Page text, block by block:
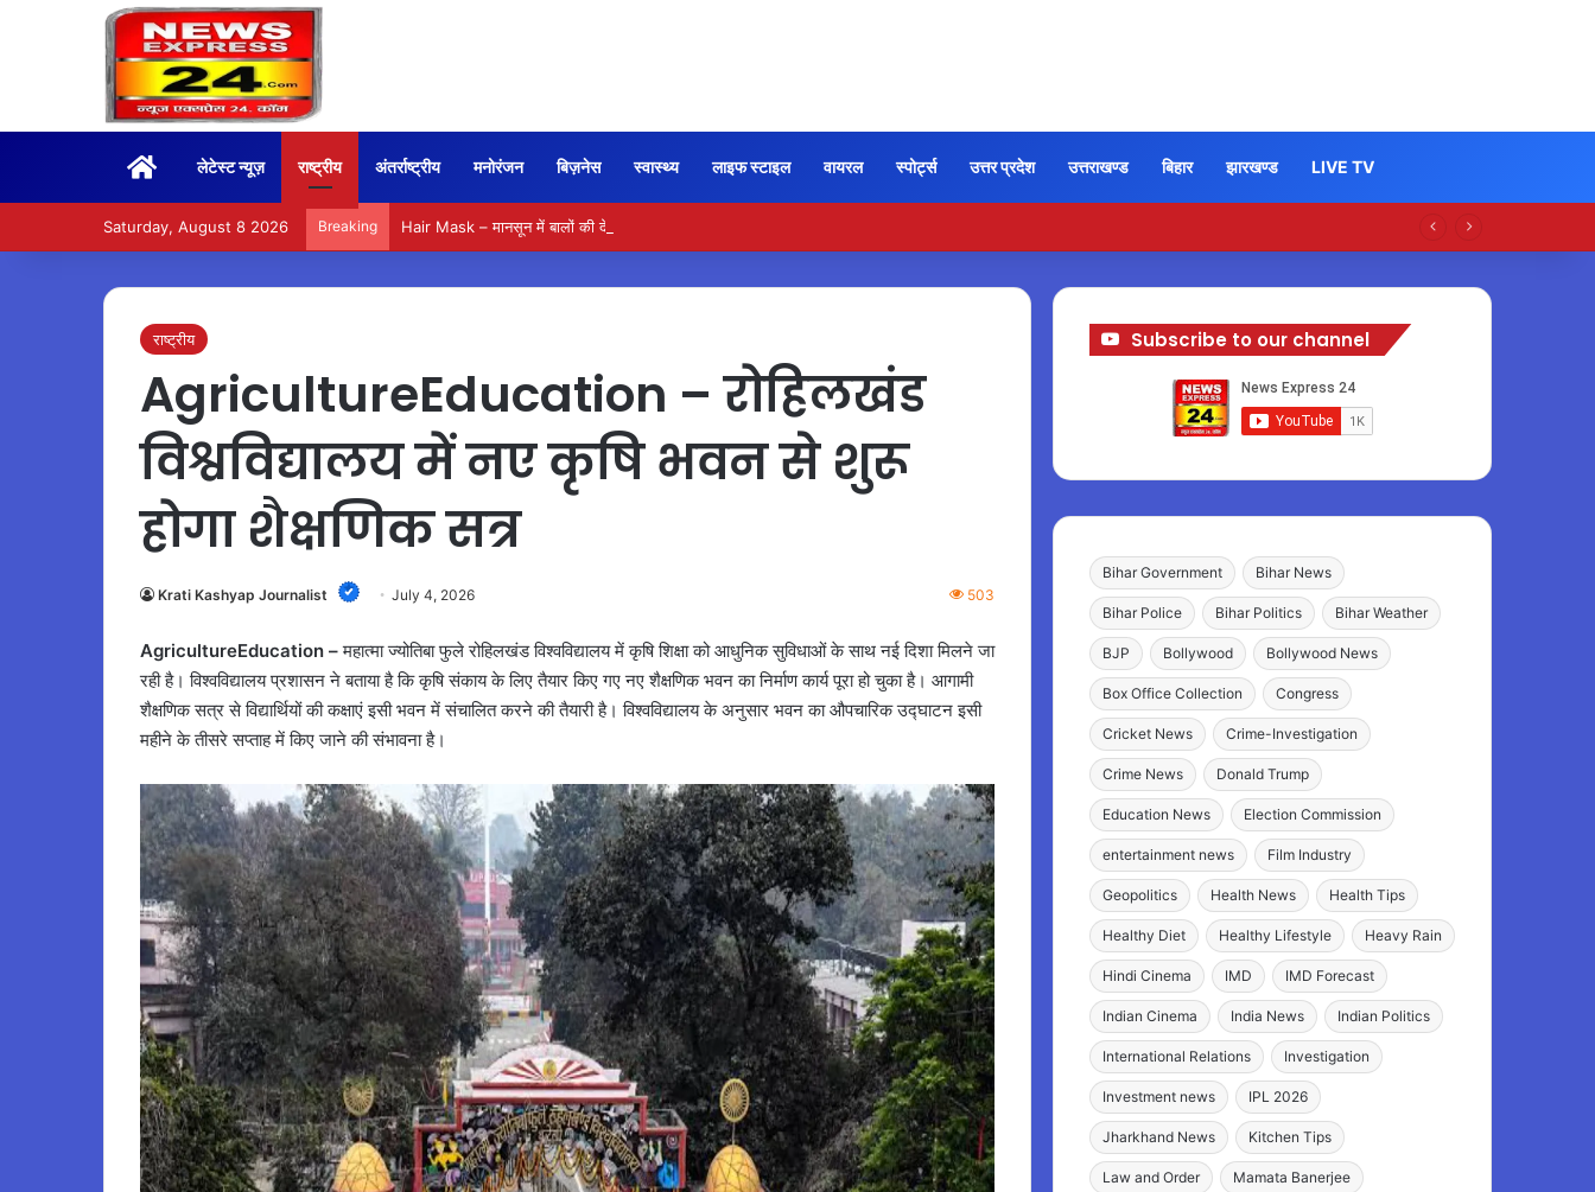
Homeलेटेस्ट न्यूज़ राष्ट्रीय अंतर्राष्ट्रीय मनोरंजन बिज़नेस स्वास्थ्य लाइफ स्टाइल वायरल स्पोर्ट्स उत्तर प्रदेश उत्तराखण्ड बिहार झारखण्ड LIVE TV
Saturday, August 8 2026 Breaking Hair Mask – मानसून में बालों की देखभाल के लिए आजमाएं अंडे का मास्क
राष्ट्रीय
AgricultureEducation – रोहिलखंड
विश्वविद्यालय में नए कृषि भवन से शुरू
होगा शैक्षणिक सत्र
Krati Kashyap Journalist July 4, 2026 503
AgricultureEducation –महात्मा ज्योतिबा फुले रोहिलखंड विश्वविद्यालय में कृषि शिक्षा को आधुनिक सुविधाओं के साथ नई दिशा मिलने जा
रही है। विश्वविद्यालय प्रशासन ने बताया है कि कृषि संकाय के लिए तैयार किए गए नए शैक्षणिक भवन का निर्माण कार्य पूरा हो चुका है। आगामी
शैक्षणिक सत्र से विद्यार्थियों की कक्षाएं इसी भवन में संचालित करने की तैयारी है। विश्वविद्यालय के अनुसार भवन का औपचारिक उद्घाटन इसी
महीने के तीसरे सप्ताह में किए जाने की संभावना है।
Subscribe to our channel
Bihar Government Bihar News
Bihar Police Bihar Politics Bihar Weather
BJP Bollywood Bollywood News
Box Office Collection Congress
Cricket News Crime-Investigation
Crime News Donald Trump
Education News Election Commission
entertainment news Film Industry
Geopolitics Health News Health Tips
Healthy Diet Healthy Lifestyle Heavy Rain
Hindi Cinema IMD IMD Forecast
Indian Cinema India News Indian Politics
International Relations Investigation
Investment news IPL 2026
Jharkhand News Kitchen Tips
Law and Order Mamata Banerjee